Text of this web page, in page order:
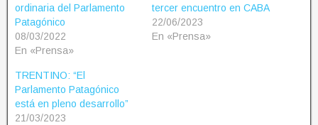
ordinaria del Parlamento
Patagónico
08/03/2022
En «Prensa»
tercer encuentro en CABA
22/06/2023
En «Prensa»
TRENTINO: “El
Parlamento Patagónico
está en pleno desarrollo”
21/03/2023